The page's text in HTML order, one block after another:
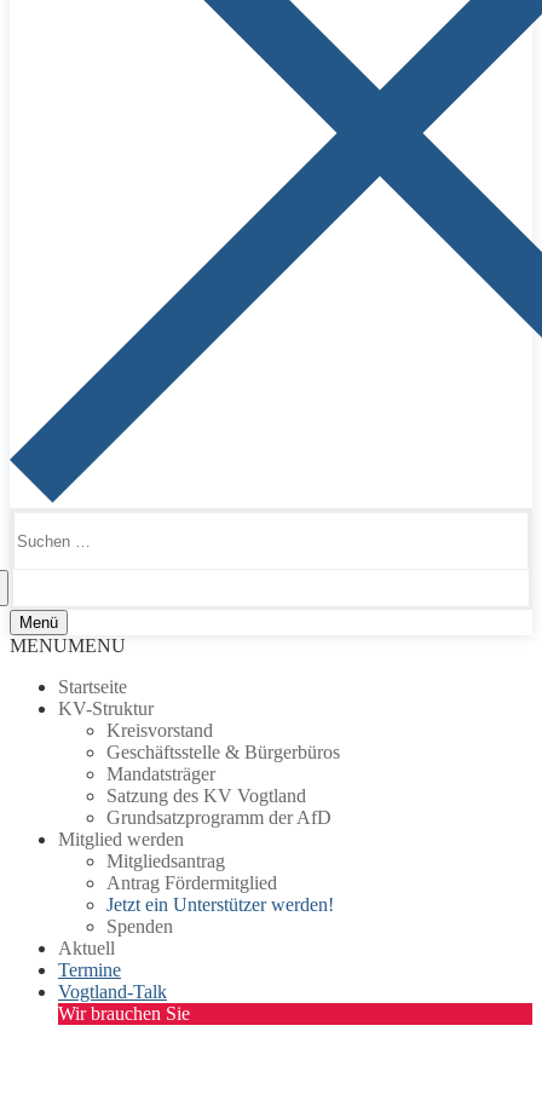
nach:
Menü
MENUMENU
Startseite
KV-Struktur
Kreisvorstand
Geschäftsstelle & Bürgerbüros
Mandatsträger
Satzung des KV Vogtland
Grundsatzprogramm der AfD
Mitglied werden
Mitgliedsantrag
Antrag Fördermitglied
Jetzt ein Unterstützer werden!
Spenden
Aktuell
Termine
Vogtland-Talk
Wir brauchen Sie